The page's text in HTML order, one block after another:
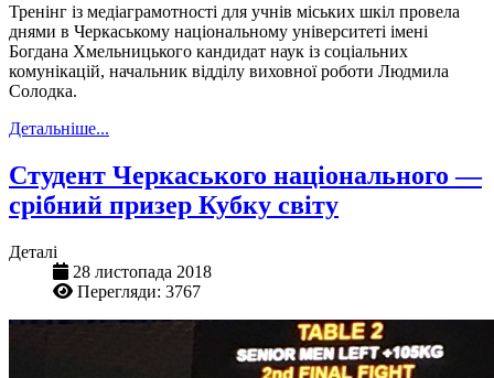
Тренінг із медіаграмотності для учнів міських шкіл провела
днями в Черкаському національному університеті імені
Богдана Хмельницького кандидат наук із соціальних
комунікацій, начальник відділу виховної роботи Людмила
Солодка.
Детальніше...
Студент Черкаського національного —
срібний призер Кубку світу
Деталі
28 листопада 2018
Перегляди: 3767